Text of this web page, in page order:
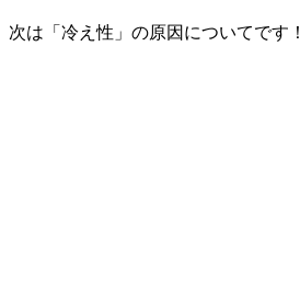
次は「冷え性」の原因についてです！